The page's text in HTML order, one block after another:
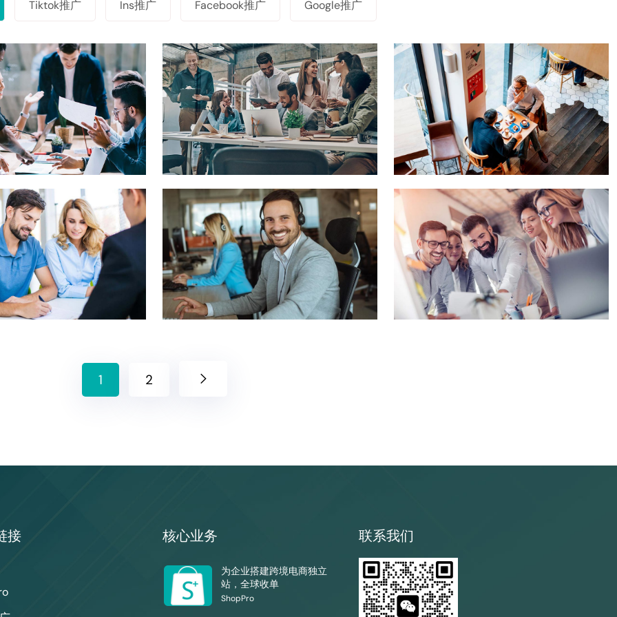
Tiktok推广 Ins推广 Facebook推广 Google推广
1 2
接 核心业务
为企业搭建跨境电商独立
站，全球收单
ShopPro
联系我们